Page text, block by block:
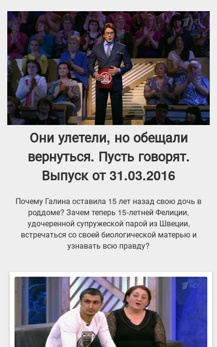
Они улетели, но обещали
вернуться. Пусть говорят.
Выпуск от 31.03.2016
Почему Галина оставила 15 лет назад свою дочь в
роддоме? Зачем теперь 15-летней Фелиции,
удочеренной супружеской парой из Швеции,
встречаться со своей биологической матерью и
узнавать всю правду?